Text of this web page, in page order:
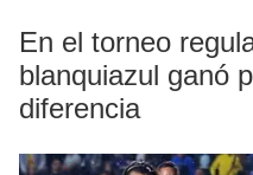
En el torneo
blanquiazul ganó
diferencia